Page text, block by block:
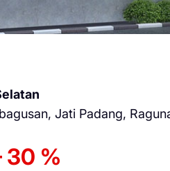
Jati Padang,
30 %